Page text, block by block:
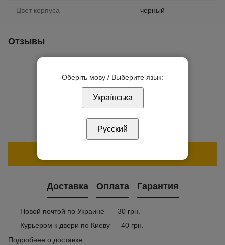
Цвет корпуса черный
Отзывы
Доставка Оплата Гарантия
Новой почтой по Украине — 30 грн.
Курьером к двери по Киеву — 40 грн.
Подробнее о доставке
Оберіть мову / Выберите язык:
Українська
Русский